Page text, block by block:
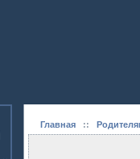
Главная::